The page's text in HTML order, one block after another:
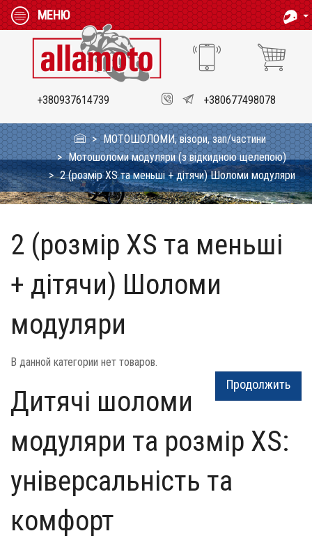
МЕНЮ
+380937614739 +380677498078
МОТОШОЛОМИ, візори, зап/частини
Мотошоломи модуляри (з відкидною щелепою)
2 (розмір XS та меньші + дітячи) Шоломи модуляри
2 (розмір XS та меньші
+ дітячи) Шоломи
модуляри
В данной категории нет товаров.
Продолжить
Дитячі шоломи
модуляри та розмір XS:
універсальність та
комфорт